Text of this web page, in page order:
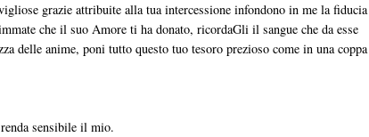
grazie attribuite alla tua intercessione infondono in me la fidu­cia
che il suo Amore ti ha donato, ricordaGli il sangue che da esse
delle anime, poni tutto questo tuo tesoro prezioso come in una coppa
sensibile il mio.